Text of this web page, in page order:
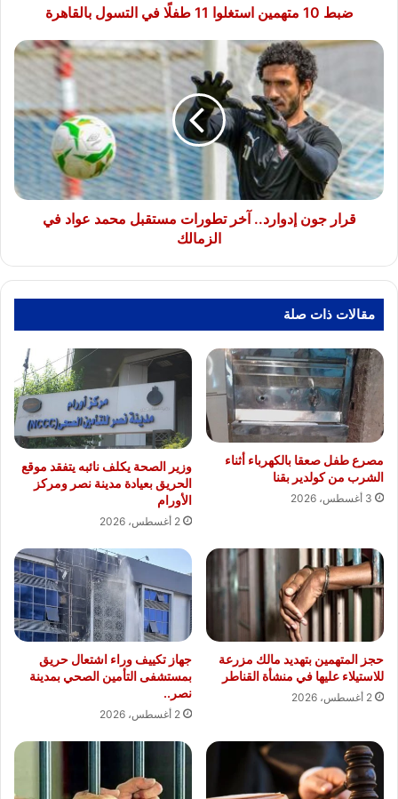
ضبط 10 متهمين استغلوا 11 طفلًا في التسول بالقاهرة
قرار
آخر
تطورات
مستقبل
محمد
عواد
في
الزمالكقرار جون إدوارد.. آخر تطورات مستقبل محمد عواد في
الزمالك
مقالات ذات صلة
مصرع طفل صعقا بالكهرباء أثناء
الشرب من كولدير بقنا
3 أغسطس، 2026
وزير الصحة يكلف نائبه يتفقد موقع
الحريق بعيادة مدينة نصر ومركز
الأورام
2 أغسطس، 2026
حجز المتهمين بتهديد مالك مزرعة
للاستيلاء عليها في منشأة القناطر
2 أغسطس، 2026
جهاز تكييف وراء اشتعال حريق
بمستشفى التأمين الصحي بمدينة
نصر..
2 أغسطس، 2026